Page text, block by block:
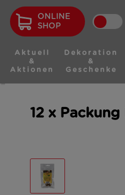
ONLINE
SHOP
Aktuell
&
Aktionen
Dekoration
&
Geschenke
12 x